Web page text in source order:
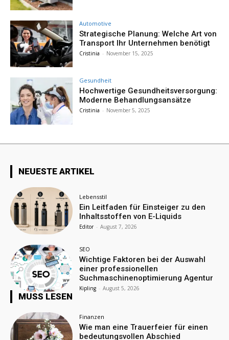
Automotive
Strategische Planung: Welche Art von
Transport Ihr Unternehmen benötigt
Cristinia - November 15, 2025
Gesundheit
Hochwertige Gesundheitsversorgung:
Moderne Behandlungsansätze
Cristinia - November 5, 2025
NEUESTE ARTIKEL
Lebensstil
Ein Leitfaden für Einsteiger zu den
Inhaltsstoffen von E-Liquids
Editor - August 7, 2026
SEO
Wichtige Faktoren bei der Auswahl
einer professionellen
Suchmaschinenoptimierung Agentur
Kipling - August 5, 2026
MUSS LESEN
Finanzen
Wie man eine Trauerfeier für einen
bedeutungsvollen Abschied